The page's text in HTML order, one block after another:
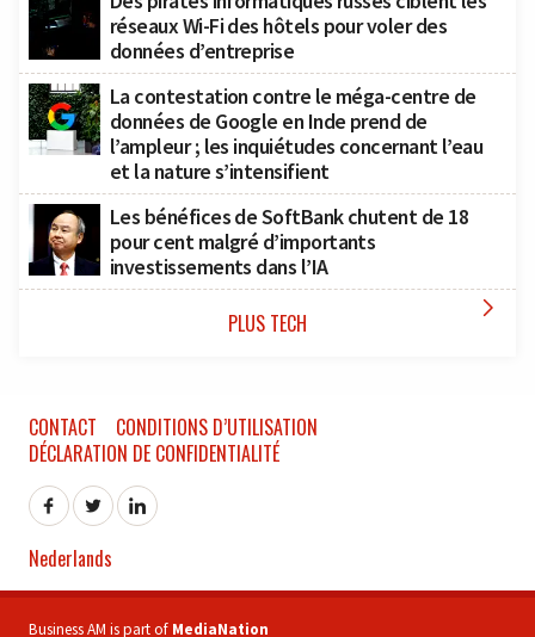
réseaux Wi-Fi des hôtels pour voler des
données d’entreprise
La contestation contre le méga-centre de
données de Google en Inde prend de
l’ampleur ; les inquiétudes concernant l’eau
et la nature s’intensifient
Les bénéfices de SoftBank chutent de 18
pour cent malgré d’importants
investissements dans l’IA
PLUS TECH 
CONTACT
CONDITIONS D’UTILISATION
DÉCLARATION DE CONFIDENTIALITÉ
Nederlands
Business AM is part of MediaNation